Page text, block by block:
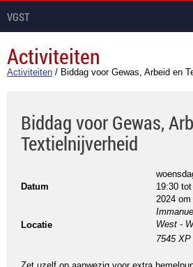
VGST
Activiteiten
Activiteiten / Biddag voor Gewas, Arbeid en
Biddag voor Gewas,
Textielnijverheid
Datum
19:30 tot
2024
Locatie
West -
7545